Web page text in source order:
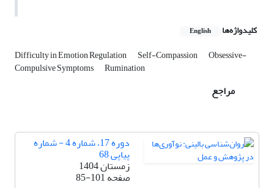
کلیدواژه‌ها English
Difficulty in Emotion Regulation Self-Compassion Obsessive-
Compulsive Symptoms Rumination
مراجع
دوره 17، شماره 4 - شماره
پیاپی 68
زمستان 1404
صفحه85-101